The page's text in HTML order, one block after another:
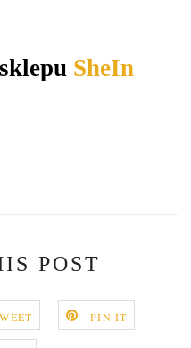
SheIn
POST
PIN IT